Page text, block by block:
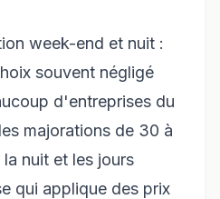
week-end et nuit :
souvent négligé
d'entreprises du
majorations de 30 à
nuit et les jours
qui applique des prix